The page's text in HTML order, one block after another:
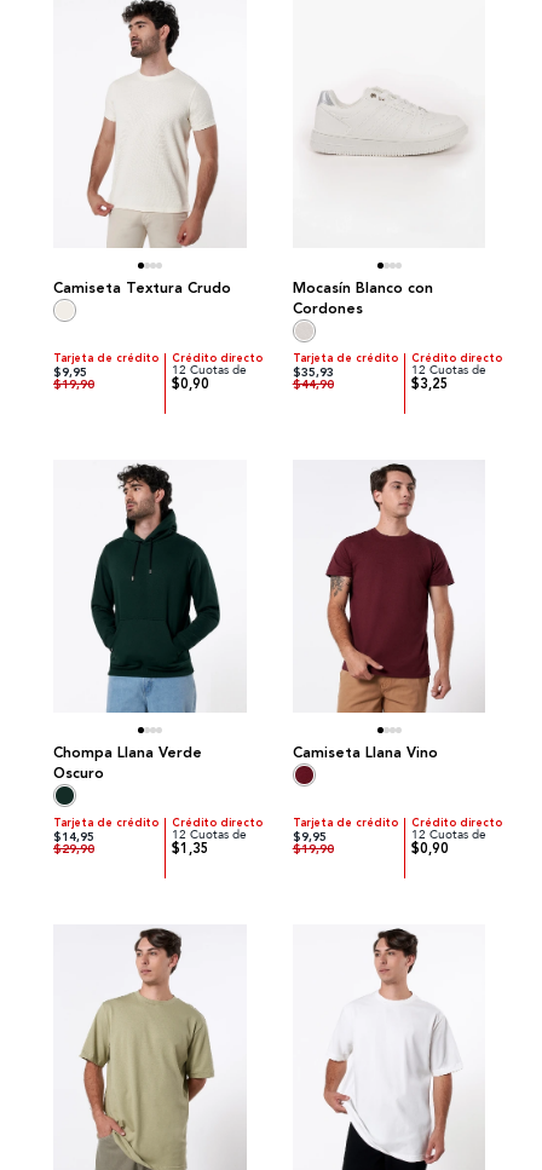
Camiseta Textura Crudo
Tarjeta de crédito
$9,95
$19,90
Crédito directo
12 Cuotas de
$0,90
Mocasín Blanco con
Cordones
Tarjeta de crédito
$35,93
$44,90
Crédito directo
12 Cuotas de
$3,25
Chompa Llana Verde
Oscuro
Tarjeta de crédito
$14,95
$29,90
Crédito directo
12 Cuotas de
$1,35
Camiseta Llana Vino
Tarjeta de crédito
$9,95
$19,90
Crédito directo
12 Cuotas de
$0,90